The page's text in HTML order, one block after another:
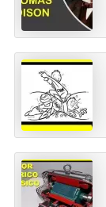
e
g
u
a
n
ç
a
e